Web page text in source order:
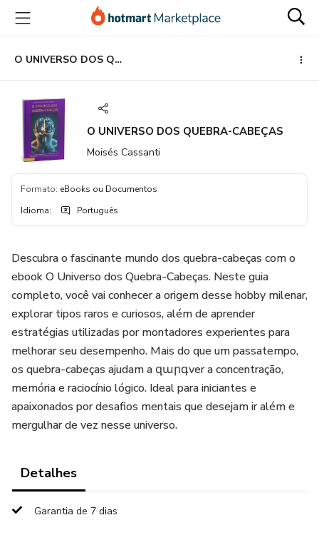
para
conteúdo
principal
para
pagamento
para
rodapé
O UNIVERSO DOS QUEBRA-CABEÇAS
O UNIVERSO DOS QUEBRA-CABEÇAS
Moisés Cassanti
Formato: eBooks ou Documentos
Idioma: Português
Descubra o fascinante mundo dos quebra-cabeças com o
ebook O Universo dos Quebra-Cabeças. Neste guia
completo, você vai conhecer a origem desse hobby milenar,
explorar tipos raros e curiosos, além de aprender
estratégias utilizadas por montadores experientes para
melhorar seu desempenho. Mais do que um passatempo,
os quebra-cabeças ajudam a զարգver a concentração,
memória e raciocínio lógico. Ideal para iniciantes e
apaixonados por desafios mentais que desejam ir além e
mergulhar de vez nesse universo.
Detalhes
Garantia de 7 dias